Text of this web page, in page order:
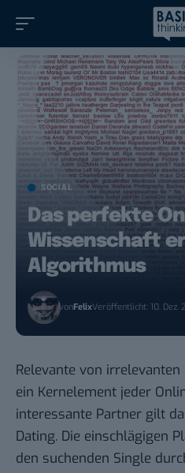
SOCIAL
Das perfekte
Wissenschaft
Algorithmus
vonFelixVeröffentlicht: 10. Dez.
Relevante von
ein Kernelement jeder
interessante Partner gilt
Dating. Die einschlägigen
den suchenden Single